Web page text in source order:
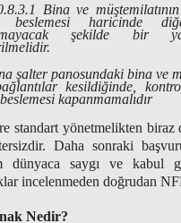
Bina ve
beslemesi haricinde
şekilde bir
şalter panosundaki bina ve
kesildiğinde,
kapanmamalıdır
standart yönetmelikten
Daha sonraki
dünyaca saygı ve kabul
incelenmeden doğrudan
Nedir?